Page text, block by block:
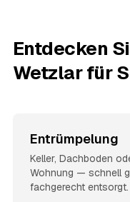
Entdecken
Wetzlar für
Entrümpelung
Keller, Dachboden
Wohnung — schnell
fachgerecht entsorgt.